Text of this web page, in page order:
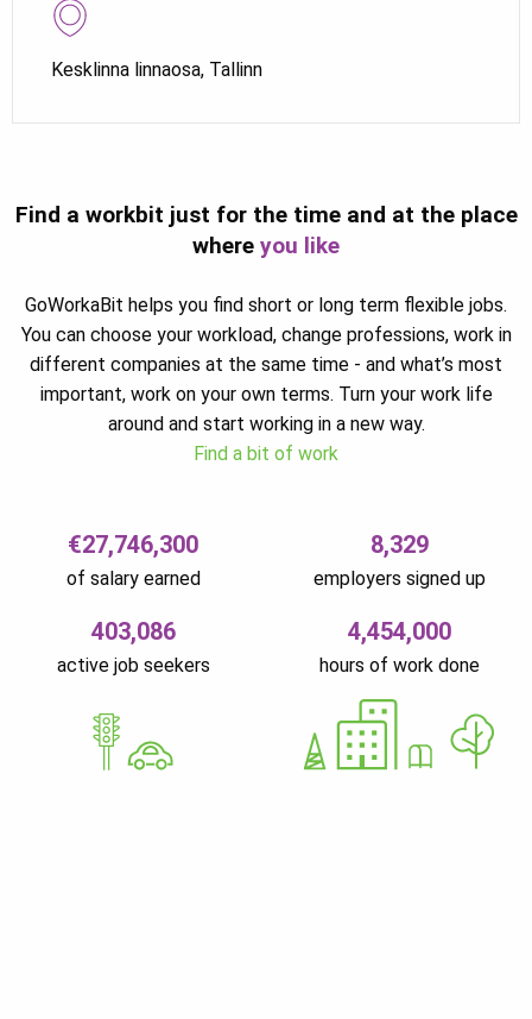
Kesklinna linnaosa, Tallinn
Find a workbit just for the time and at the place
where you like
GoWorkaBit helps you find short or long term flexible jobs.
You can choose your workload, change professions, work in
different companies at the same time - and what’s most
important, work on your own terms. Turn your work life
around and start working in a new way.
Find a bit of work
€27,746,300
of salary earned
8,329
employers signed up
403,086
active job seekers
4,454,000
hours of work done